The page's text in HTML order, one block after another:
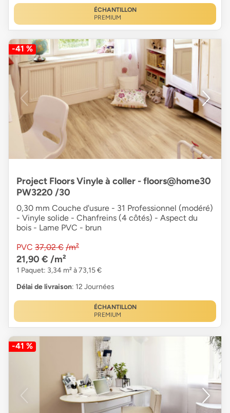
ÉCHANTILLON
PREMIUM
-41 %
Project Floors Vinyle à coller - floors@home30
PW3220 /30
0,30 mm Couche d'usure - 31 Professionnel (modéré)
- Vinyle solide - Chanfreins (4 côtés) - Aspect du
bois - Lame PVC - brun
PVC 37,02 € /m²
21,90 € /m²
1 Paquet: 3,34 m² à 73,15 €
Délai de livraison: 12 Journées
ÉCHANTILLON
PREMIUM
-41 %